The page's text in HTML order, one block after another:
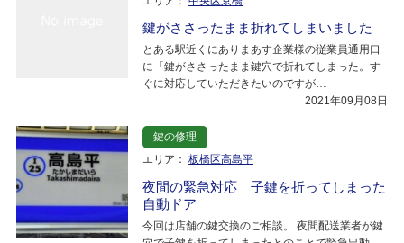
鍵がささったまま折れてしまいました
とある駅近くにありまあす企業様の従業員通用口
に「鍵がささったまま鍵穴で折れてしまった。す
ぐに対応していただきたいのですが…
2021年09月08日
鍵の修理
エリア： 板橋区高島平
夜間の緊急対応 子鍵を折ってしまった
自動ドア
今回は店舗の鍵交換のご相談。 夜間配送業者が鍵